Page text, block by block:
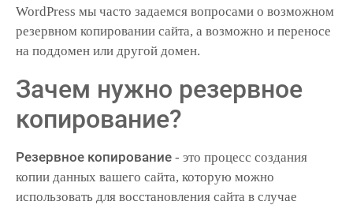
WordPress мы часто задаемся вопросами о возможном
резервном копировании сайта, а возможно и переносе
на поддомен или другой домен.
Зачем нужно резервное
копирование?
Резервное копирование - это процесс создания
копии данных вашего сайта, которую можно
использовать для восстановления сайта в случае